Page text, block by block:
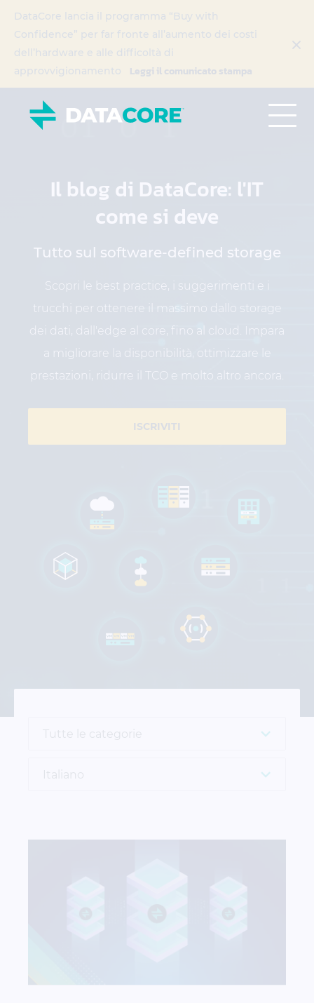
DataCore lancia il programma “Buy with
Confidence” per far fronte all’aumento dei costi
dell’hardware e alle difficoltà di
approvvigionamento
Leggi il comunicato stampa
Il blog di DataCore: l'IT
come si deve
Tutto sul software-defined storage
Scopri le best practice, i suggerimenti e i
trucchi per ottenere il massimo dallo storage
dei dati, dall'edge al core, fino al cloud. Impara
a migliorare la disponibilità, ottimizzare le
prestazioni, ridurre il TCO e molto altro ancora.
ISCRIVITI